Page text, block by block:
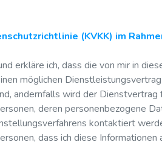
(KVKK) im
erkläre ich, dass die von mir in
möglichen
andernfalls wird der
deren personenbezogene
kontaktiert
dass ich diese